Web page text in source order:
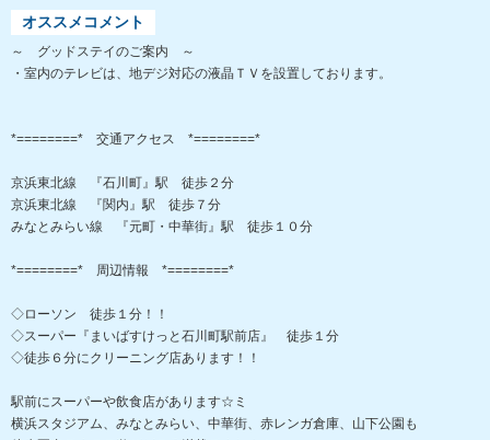
オススメコメント
～ グッドステイのご案内 ～
・室内のテレビは、地デジ対応の液晶ＴＶを設置しております。
*========* 交通アクセス *========*
京浜東北線 『石川町』駅 徒歩２分
京浜東北線 『関内』駅 徒歩７分
みなとみらい線 『元町・中華街』駅 徒歩１０分
*========* 周辺情報 *========*
◇ローソン 徒歩１分！！
◇スーパー『まいばすけっと石川町駅前店』 徒歩１分
◇徒歩６分にクリーニング店あります！！
駅前にスーパーや飲食店があります☆ミ
横浜スタジアム、みなとみらい、中華街、赤レンガ倉庫、山下公園も